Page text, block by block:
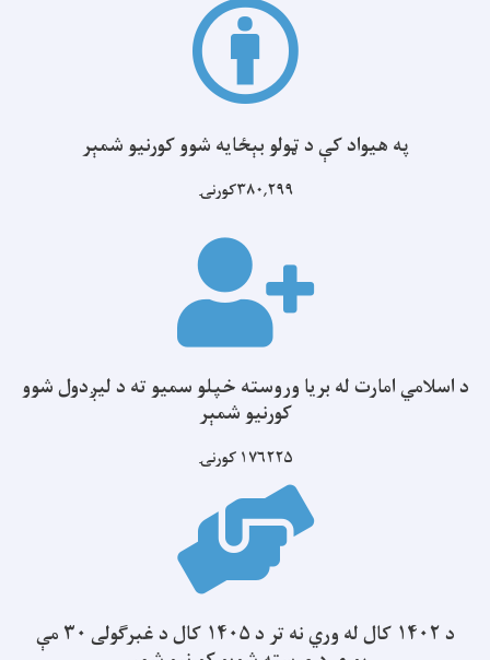
په هیواد کې د ټولو بېځایه شوو کورنیو شمېر
۳۸۰,۲۹۹کورنۍ
د اسلامي امارت له بریا وروسته خپلو سمیو ته د لیږدول شوو
کورنیو شمېر
۱۷۶۲۲۵کورنۍ
د ۱۴۰۲ کال له وري نه تر د ۱۴۰۵ کال د غبرګولی ۳۰ مې